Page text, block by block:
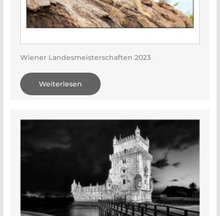
Wiener Landesmeisterschaften 2023
Weiterlesen